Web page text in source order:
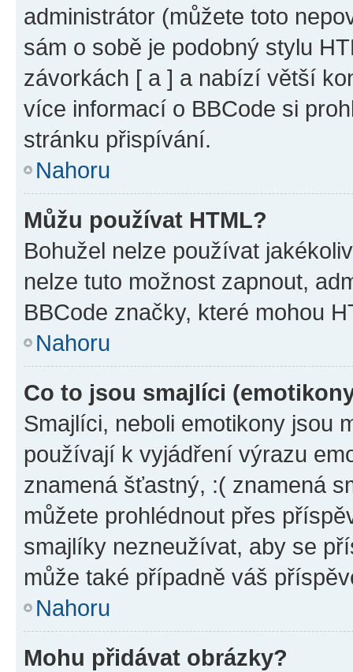
administrátor (můžete toto
sám o sobě je podobný stylu
závorkách [ a ] a nabízí větší
více informací o BBCode si
stránku přispívání.
Nahoru
Můžu používat HTML?
Bohužel nelze používat
nelze tuto možnost zapnout,
BBCode značky, které mohou
Nahoru
Co to jsou smajlíci
Smajlíci, neboli emotikony jsou
používají k vyjádření výrazu
znamená šťastný, :( znamená
můžete prohlédnout přes
smajlíky nezneužívat, aby se
může také případně váš
Nahoru
Mohu přidávat obrázky?